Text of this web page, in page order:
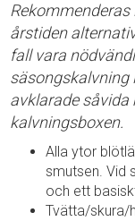
årstiden
fall vara
säsongskalvning
avklarade såvida
kalvningsboxen.
Alla ytor
smutsen. Vid
och ett
Tvätta/skura/